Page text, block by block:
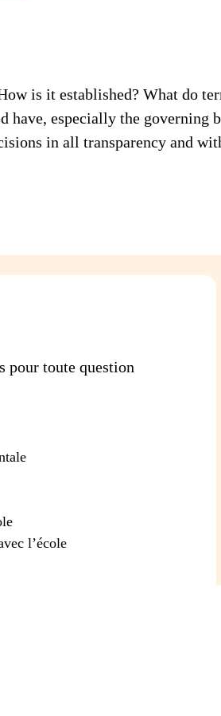
is it established? What do
especially the
in all transparency and
pour toute question
l’école